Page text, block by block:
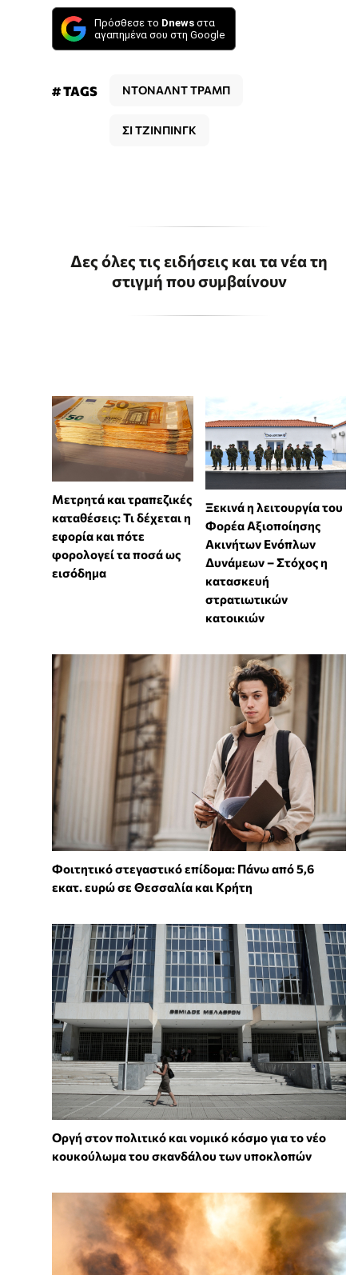
Πρόσθεσε το Dnews στα
αγαπημένα σου στη Google
# TAGS ΝΤΟΝΑΛΝΤ ΤΡΑΜΠ
ΣΙ ΤΖΙΝΠΙΝΓΚ
Δες όλες τις ειδήσεις και τα νέα τη
στιγμή που συμβαίνουν
Μετρητά και τραπεζικές
καταθέσεις: Τι δέχεται η
εφορία και πότε
φορολογεί τα ποσά ως
εισόδημα
Ξεκινά η λειτουργία του
Φορέα Αξιοποίησης
Ακινήτων Ενόπλων
Δυνάμεων – Στόχος η
κατασκευή
στρατιωτικών
κατοικιών
Φοιτητικό στεγαστικό επίδομα: Πάνω από 5,6
εκατ. ευρώ σε Θεσσαλία και Κρήτη
Οργή στον πολιτικό και νομικό κόσμο για το νέο
κουκούλωμα του σκανδάλου των υποκλοπών